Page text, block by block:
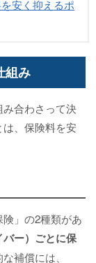
安く抑えるポ
組み
合わさって決
、保険料を安
」の2種類があ
ー）ごとに保
補償には、